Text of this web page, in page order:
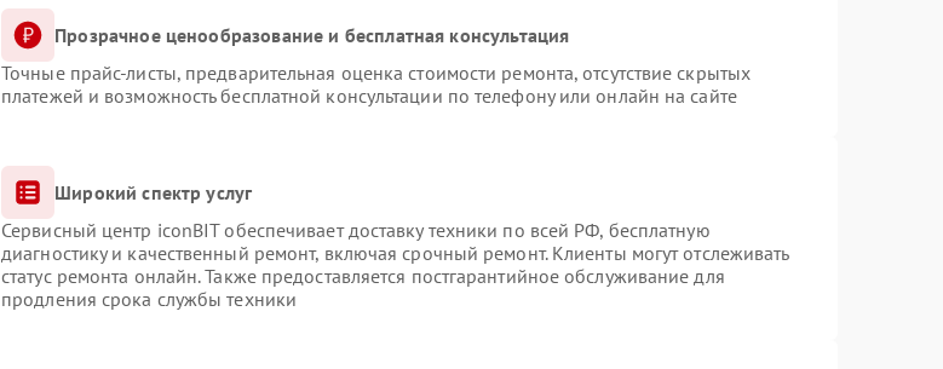
Прозрачное ценообразование и бесплатная консультация
Точные прайс-листы, предварительная оценка стоимости ремонта, отсутствие скрытых
платежей и возможность бесплатной консультации по телефону или онлайн на сайте
Широкий спектр услуг
Сервисный центр iconBIT обеспечивает доставку техники по всей РФ, бесплатную
диагностику и качественный ремонт, включая срочный ремонт. Клиенты могут отслеживать
статус ремонта онлайн. Также предоставляется постгарантийное обслуживание для
продления срока службы техники